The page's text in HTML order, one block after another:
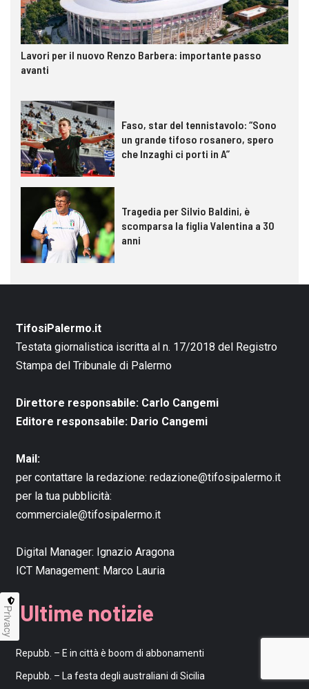
Lavori per il nuovo Renzo Barbera: importante passo
avanti
Faso, star del tennistavolo: “Sono
un grande tifoso rosanero, spero
che Inzaghi ci porti in A”
Tragedia per Silvio Baldini, è
scomparsa la figlia Valentina a 30
anni
TifosiPalermo.it
Testata giornalistica iscritta al n. 17/2018 del Registro
Stampa del Tribunale di Palermo
Direttore responsabile: Carlo Cangemi
Editore responsabile: Dario Cangemi
Mail:
per contattare la redazione: redazione@tifosipalermo.it
per la tua pubblicità:
commerciale@tifosipalermo.it
Digital Manager: Ignazio Aragona
ICT Management: Marco Lauria
Ultime notizie
Repubb. – E in città è boom di abbonamenti
Repubb. – La festa degli australiani di Sicilia
Privacy